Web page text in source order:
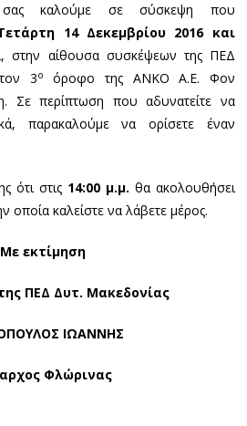
καλούμε σε σύσκεψη που
14 Δεκεμβρίου 2016 και
στην αίθουσα συσκέψεων της ΠΕΔ
3ο
όροφο της ΑΝΚΟ Α.Ε. Φον
Σε περίπτωση που αδυνατείτε να
παρακαλούμε να ορίσετε έναν
ότι στις 14:00 μ.μ. θα ακολουθήσει
οποία καλείστε να λάβετε μέρος.
Με εκτίμηση
ΠΕΔ Δυτ. Μακεδονίας
ΙΩΑΝΝΗΣ
Φλώρινας